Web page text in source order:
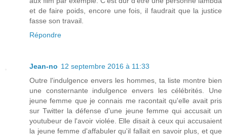
et de faire poids, encore une fois, il faudrait que la justice
fasse son travail.
Répondre
Jean-no 12 septembre 2016 à 11:33
Outre l'indulgence envers les hommes, ta liste montre bien
une consternante indulgence envers les célébrités. Une
jeune femme que je connais me racontait qu'elle avait pris
sur Twitter la défense d'une jeune femme qui accusait un
youtubeur de l'avoir violée. Elle disait à ceux qui accusaient
la jeune femme d'affabuler qu'il fallait en savoir plus, et que